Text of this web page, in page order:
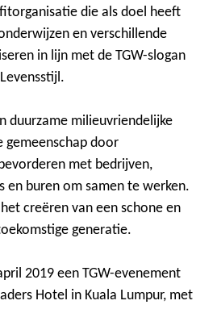
die als doel heeft
en verschillende
in lijn met de TGW-slogan
duurzame milieuvriendelijke
gemeenschap door
met bedrijven,
en buren om samen te werken.
creëren van een schone en
generatie.
2019 een TGW-evenement
Hotel in Kuala Lumpur, met